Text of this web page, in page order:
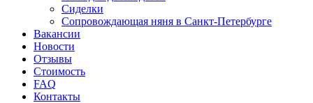
Сиделки
Сопровождающая няня в Санкт-Петербурге
Вакансии
Новости
Отзывы
Стоимость
FAQ
Контакты